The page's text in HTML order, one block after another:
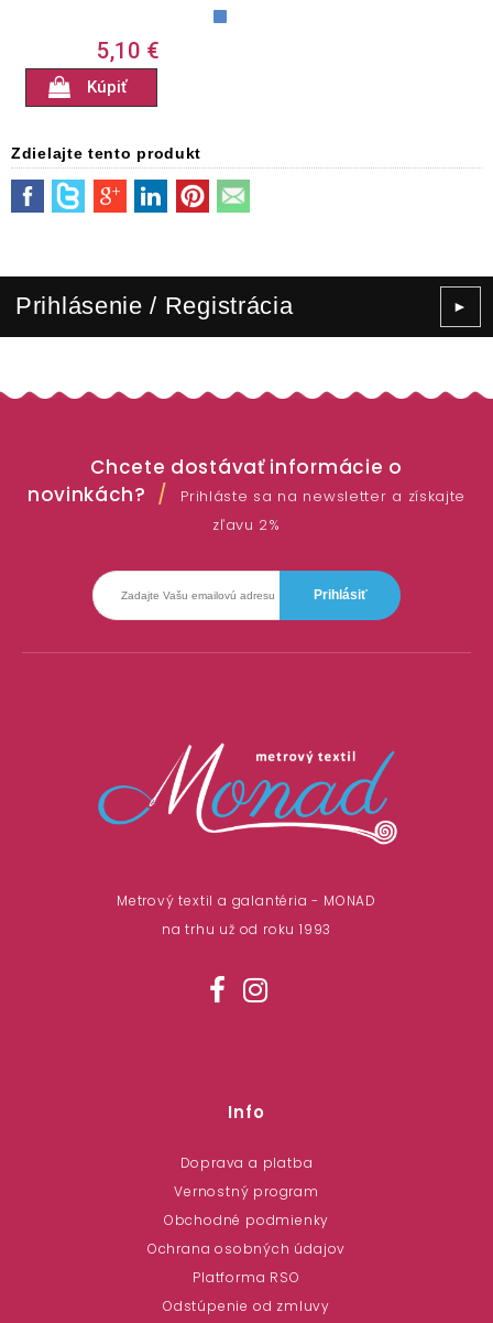
5,10 €
Kúpiť
Zdielajte tento produkt
Prihlásenie / Registrácia ►
Chcete dostávať informácie o
novinkách?
Prihláste sa na newsletter a získajte
zľavu 2%
Metrový textil a galantéria - MONAD
na trhu už od roku 1993
Info
Doprava a platba
Vernostný program
Obchodné podmienky
Ochrana osobných údajov
Platforma RSO
Odstúpenie od zmluvy